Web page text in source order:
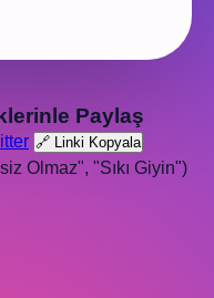
Paylaş
🔗 Linki Kopyala
Olmaz", "Sıkı Giyin")